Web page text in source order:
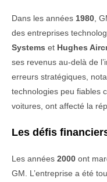
Dans les années 1980,
des entreprises
Systems et Hughes
ses revenus au-delà de
erreurs stratégiques,
technologies peu fiables
voitures, ont affecté la
Les défis
Les années 2000 ont
GM. L’entreprise a été